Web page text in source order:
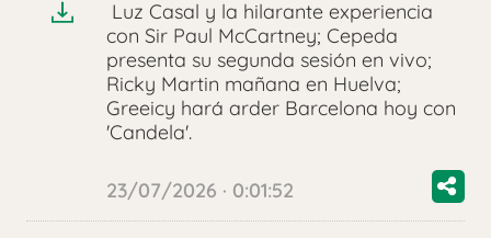
Luz Casal y la hilarante experiencia
con Sir Paul McCartney; Cepeda
presenta su segunda sesión en vivo;
Ricky Martin mañana en Huelva;
Greeicy hará arder Barcelona hoy con
'Candela'.
23/07/2026 · 0:01:52